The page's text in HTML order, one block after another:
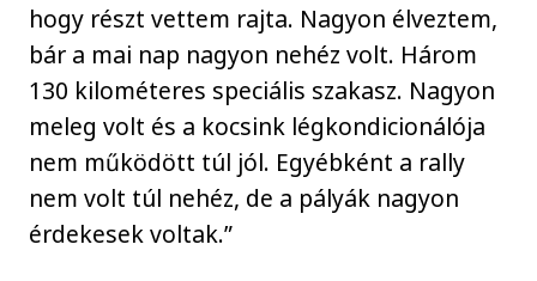
hogy részt vettem rajta. Nagyon élveztem,
bár a mai nap nagyon nehéz volt. Három
130 kilométeres speciális szakasz. Nagyon
meleg volt és a kocsink légkondicionálója
nem működött túl jól. Egyébként a rally
nem volt túl nehéz, de a pályák nagyon
érdekesek voltak.”